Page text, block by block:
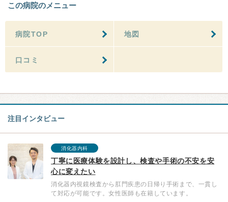
この病院のメニュー
病院TOP 地図
口コミ
注目インタビュー
消化器内科
丁寧に医療体験を設計し、検査や手術の不安を安
心に変えたい
消化器内視鏡検査から肛門疾患の日帰り手術まで、一貫し
て対応が可能です。女性医師も在籍しています。